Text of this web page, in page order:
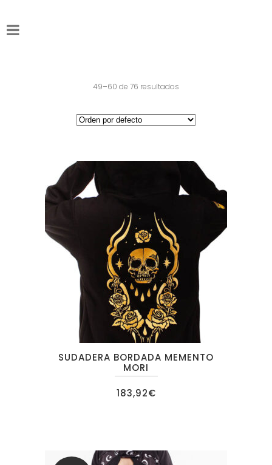
49–60 de 76 resultados
SUDADERA BORDADA MEMENTO
MORI
183,92€